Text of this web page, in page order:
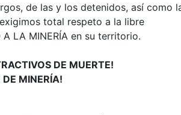
de las y los detenidos, así como
total respeto a la libre
LA MINERÍA en su territorio.
DE MUERTE!
DE MINERÍA!